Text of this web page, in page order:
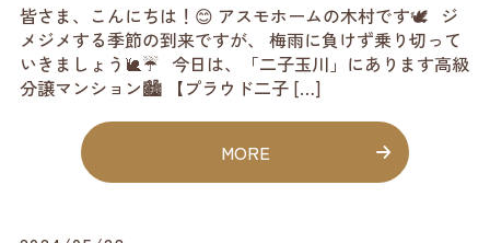
皆さま、こんにちは！😊 アスモホームの木村です🕊️ ジ
メジメする季節の到来ですが、 梅雨に負けず乗り切って
いきましょう🐌☔ 今日は、「二子玉川」にあります高級
分譲マンション🏙️ 【プラウド二子 […]
MORE